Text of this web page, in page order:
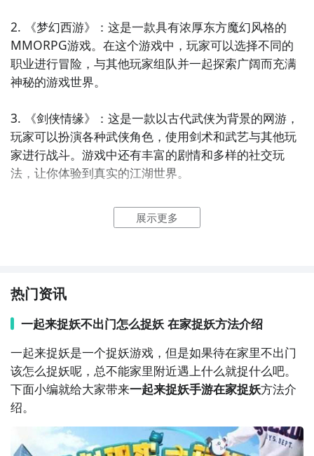
2. 《梦幻西游》：这是一款具有浓厚东方魔幻风格的
MMORPG游戏。在这个游戏中，玩家可以选择不同的
职业进行冒险，与其他玩家组队并一起探索广阔而充满
神秘的游戏世界。
3. 《剑侠情缘》：这是一款以古代武侠为背景的网游，
玩家可以扮演各种武侠角色，使用剑术和武艺与其他玩
家进行战斗。游戏中还有丰富的剧情和多样的社交玩
法，让你体验到真实的江湖世界。
4. 《热血江湖》：这是一款以武侠为题材的多人在线角
色扮演游戏，玩家可以选择不同的门派和角色进行战斗
5. 《大话西游》：这是一款经典的RPG游戏，以西游记
为背景，玩家可以扮演孙悟空等经典角色，与其他玩家
务，让你感受到西游的神奇与魅力。
6. 《天龙八部》：这是一款根据金庸先生的同名小说改
编的游戏，以古代武侠为题材。玩家可以扮演小龙女、
杨过等经典角色，与其他玩家一起进行战斗和冒险。游
戏中拥有精彩的剧情和丰富的社交玩法。
展示更多
热门资讯
一起来捉妖不出门怎么捉妖 在家捉妖方法介绍
一起来捉妖是一个捉妖游戏，但是如果待在家里不出门
该怎么捉妖呢，总不能家里附近遇上什么就捉什么吧。
下面小编就给大家带来一起来捉妖手游在家捉妖方法介
绍。